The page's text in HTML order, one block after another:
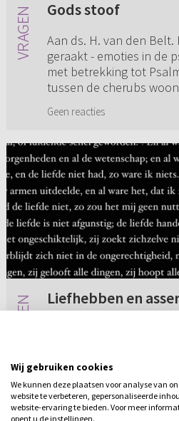
Gods stoof
Aan ds. H. van den
geraakt - emoties in de
met betrekking tot
tussen de cherubs
Geen reacties
Liefhebben en
in Rotterdam Zuidwijk
dat er veel onderwijs in
eind heeft u ...
2 reacties
Wij gebruiken cookies
We kunnen deze plaatsen voor analyse van
website te verbeteren, gepersonaliseerde
website-ervaring te bieden. Voor meer
opent u de instellingen.